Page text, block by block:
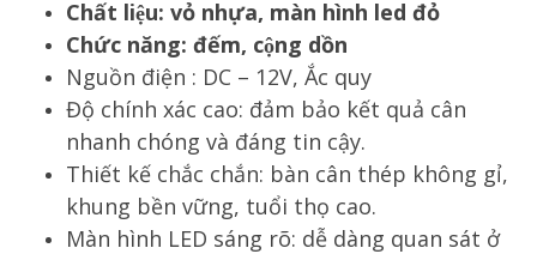
Chất liệu: vỏ nhựa, màn hình led đỏ
Chức năng: đếm, cộng dồn
Nguồn điện : DC – 12V, Ắc quy
Độ chính xác cao: đảm bảo kết quả cân
nhanh chóng và đáng tin cậy.
Thiết kế chắc chắn: bàn cân thép không gỉ,
khung bền vững, tuổi thọ cao.
Màn hình LED sáng rõ: dễ dàng quan sát ở